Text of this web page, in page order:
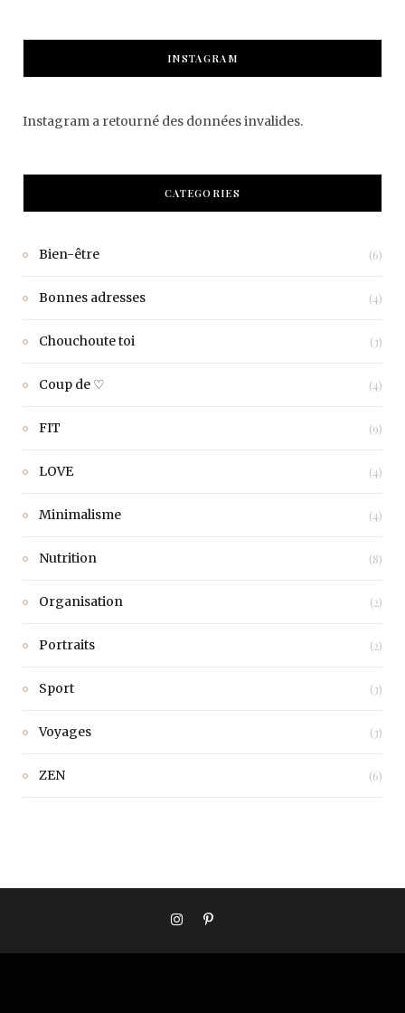
INSTAGRAM
Instagram a retourné des données invalides.
CATEGORIES
Bien-être (6)
Bonnes adresses (4)
Chouchoute toi (3)
Coup de ♡ (4)
FIT (9)
LOVE (4)
Minimalisme (4)
Nutrition (8)
Organisation (2)
Portraits (2)
Sport (3)
Voyages (3)
ZEN (6)